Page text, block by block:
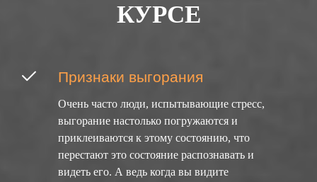
КУРСЕ
Признаки выгорания
Очень часто люди, испытывающие стресс,
выгорание настолько погружаются и
приклеиваются к этому состоянию, что
перестают это состояние распознавать и
видеть его. А ведь когда вы видите